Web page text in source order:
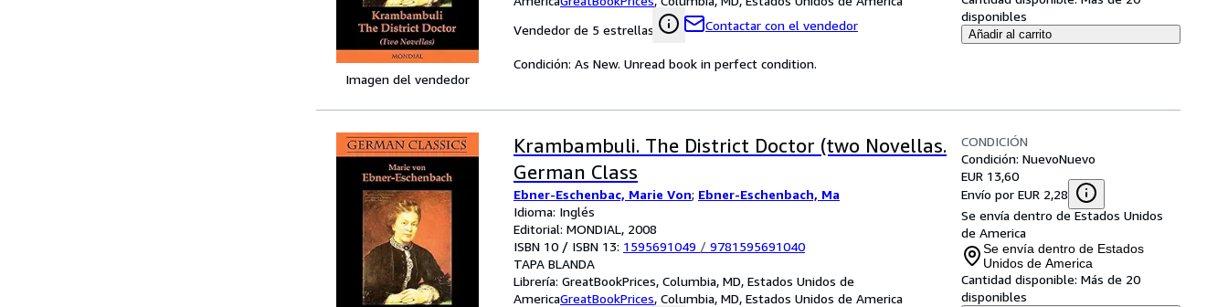
Imagen del vendedor
Vendedor de 5 estrellas
Contactar con el vendedor
disponibles
Añadir al carrito
Condición: As New. Unread book in perfect condition.
Krambambuli. The District Doctor (two Novellas.
German Class
Ebner-Eschenbac, Marie Von; Ebner-Eschenbach, Ma
Idioma: Inglés
Editorial: MONDIAL, 2008
ISBN 10 / ISBN 13: 1595691049 / 9781595691040
TAPA BLANDA
Librería: GreatBookPrices, Columbia, MD, Estados Unidos de
AmericaGreatBookPrices, Columbia, MD, Estados Unidos de America
CONDICIÓN
Condición: NuevoNuevo
EUR 13,60
Envío por EUR 2,28
Se envía dentro de Estados Unidos
de America
Se envía dentro de Estados
Unidos de America
Cantidad disponible: Más de 20
disponibles